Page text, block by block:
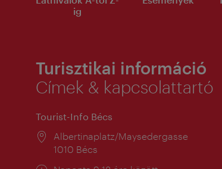
ig
Turisztikai információ
Címek & kapcsolattartó
Tourist-Info Bécs
Helyszín:
Albertinaplatz/Maysedergasse
1010 Bécs